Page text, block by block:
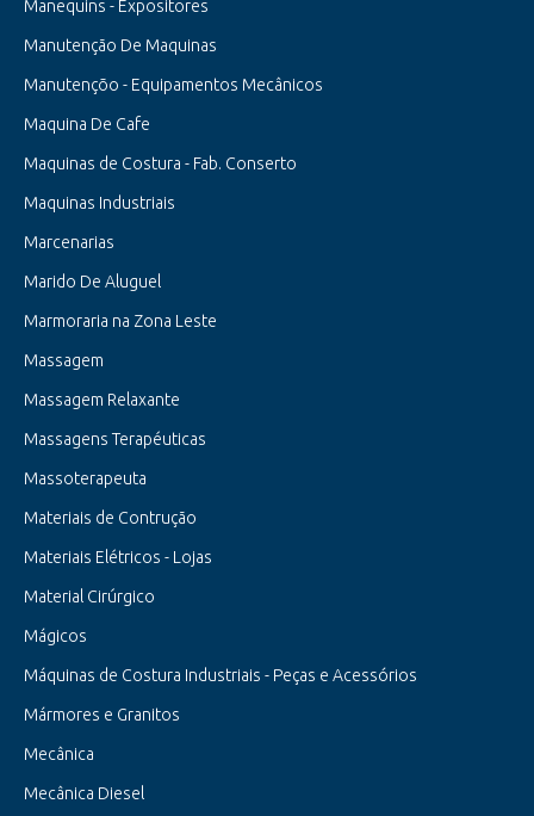
Manequins - Expositores
Manutenção De Maquinas
Manutençõo - Equipamentos Mecânicos
Maquina De Cafe
Maquinas de Costura - Fab. Conserto
Maquinas Industriais
Marcenarias
Marido De Aluguel
Marmoraria na Zona Leste
Massagem
Massagem Relaxante
Massagens Terapéuticas
Massoterapeuta
Materiais de Contrução
Materiais Elétricos - Lojas
Material Cirúrgico
Mágicos
Máquinas de Costura Industriais - Peças e Acessórios
Mármores e Granitos
Mecânica
Mecânica Diesel